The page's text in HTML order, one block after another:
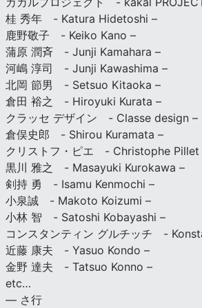
桂 秀年 - Katura Hidetoshi –
鹿野敬子 - Keiko Kano –
蒲原 潤斉 - Junji Kamahara –
河嶋 淳司 - Junji Kawashima –
北岡 節男 - Setsuo Kitaoka –
倉田 裕之 - Hiroyuki Kurata –
クラッセ デザイン - Classe design –
倉俣史郎 - Shirou Kuramata –
クリストフ・ピエ - Christophe Pillet
黒川 雅之 - Masayuki Kurokawa –
剣持 勇 - Isamu Kenmochi –
小泉誠 - Makoto Koizumi –
小林 智 - Satoshi Kobayashi –
コンスタンティン グルチッチ -
近藤 康夫 - Yasuo Kondo –
金野 達夫 - Tatsuo Konno –
etc…
— さ行